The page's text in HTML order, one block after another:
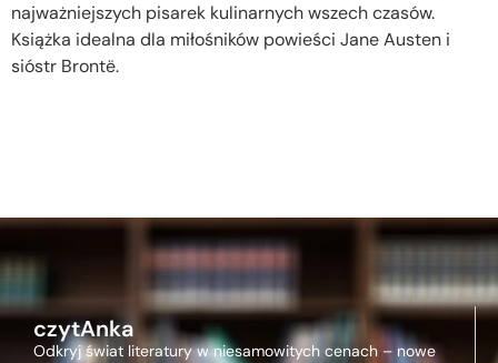
najważniejszych pisarek kulinarnych wszech czasów.
Książka idealna dla miłośników powieści Jane Austen i
sióstr Brontë.
czytAnka
Odkryj świat literatury w niesamowitych cenach – nowe